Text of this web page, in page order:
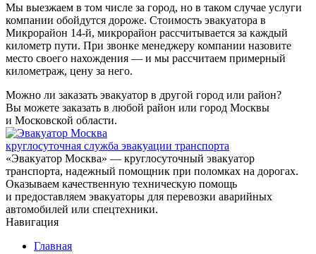
Мы выезжаем в том числе за город, но в таком случае услуги
компании обойдутся дороже. Стоимость эвакуатора в
Микрорайон 14-й, микрорайон рассчитывается за каждый
километр пути. При звонке менеджеру компании назовите
место своего нахождения — и мы рассчитаем примерный
километраж, цену за него.
Можно ли заказать эвакуатор в другой город или район?
Вы можете заказать в любой район или город Москвы
и Московской области.
круглосуточная служба эвакуации транспорта
«Эвакуатор Москва» — круглосуточный эвакуатор
транспорта, надежный помощник при поломках на дорогах.
Оказываем качественную техническую помощь
и предоставляем эвакуаторы для перевозки аварийных
автомобилей или спецтехники.
Навигация
Главная